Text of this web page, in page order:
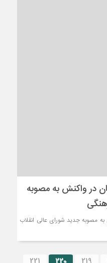
در واکنش به مصوبه
مصوبه جدید شورای عالی انقلاب